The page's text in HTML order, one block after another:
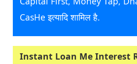
CasHe इत्यादि शामिल है.
Instant Loan Me Interest